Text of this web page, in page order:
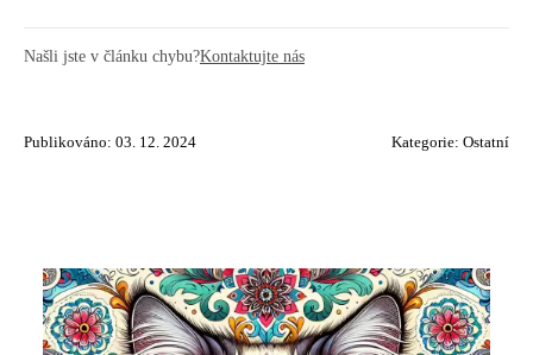
Našli jste v článku chybu?Kontaktujte nás
Publikováno: 03. 12. 2024 Kategorie: Ostatní